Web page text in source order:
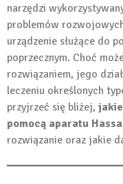
narzędzi
problemów
urządzenie służące do
poprzecznym. Choć
rozwiązaniem, jego
leczeniu określonych
przyjrzeć się bliżej,
pomocą aparatu Hassa
rozwiązanie oraz jakie